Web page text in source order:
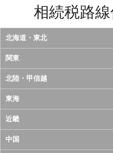
相続税路
北海道・東北
北海道
青森県
岩手県
宮城県
秋田県
関東
東京都
神奈川県
千葉県
埼玉県
北陸・甲信越
山梨県
長野県
新潟県
東海
愛知県
岐阜県
近畿
大阪府
中国